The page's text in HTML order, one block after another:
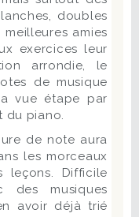
doubles
amies
exercices leur
arrondie, le
de musique
vue étape par
du piano.
de note aura
les morceaux
leçons. Difficile
des musiques
avoir déjà trié